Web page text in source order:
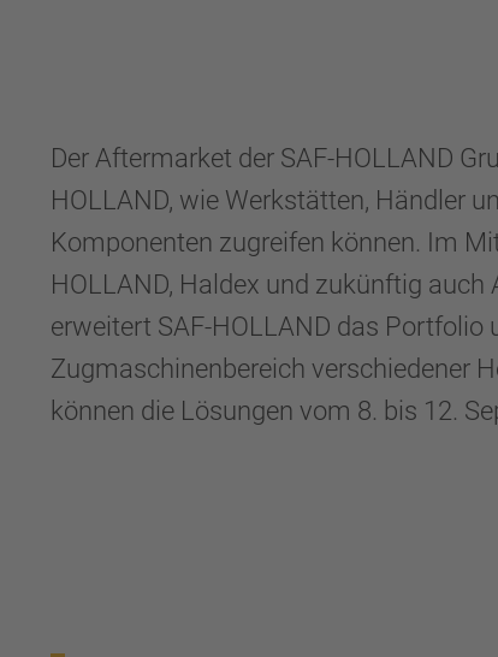
Der Aftermarket der SAF-HOLLAND
HOLLAND, wie Werkstätten, Händler
Komponenten zugreifen können. Im
HOLLAND, Haldex und zukünftig
erweitert SAF-HOLLAND das Portfolio
Zugmaschinenbereich verschiedener
können die Lösungen vom 8. bis 12.